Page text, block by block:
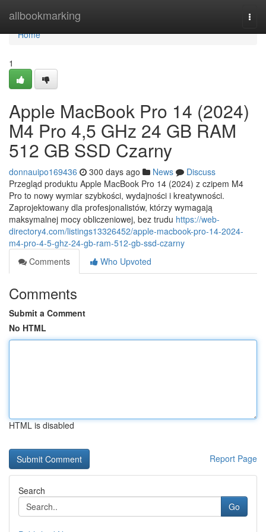
allbookmarking
Home
Home
1
Apple MacBook Pro 14 (2024)
M4 Pro 4,5 GHz 24 GB RAM
512 GB SSD Czarny
donnauipo169436 300 days ago News
Discuss
Przegląd produktu Apple MacBook Pro 14 (2024) z czipem M4
Pro to nowy wymiar szybkości, wydajności i kreatywności.
Zaprojektowany dla profesjonalistów, którzy wymagają
maksymalnej mocy obliczeniowej, bez trudu https://web-
directory4.com/listings13326452/apple-macbook-pro-14-2024-
m4-pro-4-5-ghz-24-gb-ram-512-gb-ssd-czarny
Comments
Who Upvoted
Comments
Submit a Comment
No HTML
HTML is disabled
Report Page
Search
Go